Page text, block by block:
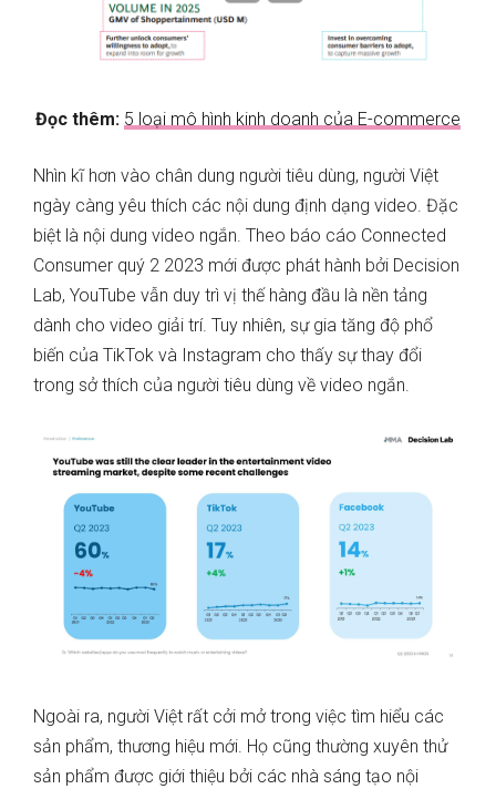
Đọc thêm: 5 loại mô hình kinh doanh của E-commerce
Nhìn kĩ hơn vào chân dung người tiêu dùng, người Việt
ngày càng yêu thích các nội dung định dạng video. Đặc
biệt là nội dung video ngắn. Theo báo cáo Connected
Consumer quý 2 2023 mới được phát hành bởi Decision
Lab, YouTube vẫn duy trì vị thế hàng đầu là nền tảng
dành cho video giải trí. Tuy nhiên, sự gia tăng độ phổ
biến của TikTok và Instagram cho thấy sự thay đổi
trong sở thích của người tiêu dùng về video ngắn.
Ngoài ra, người Việt rất cởi mở trong việc tìm hiểu các
sản phẩm, thương hiệu mới. Họ cũng thường xuyên thử
sản phẩm được giới thiệu bởi các nhà sáng tạo nội